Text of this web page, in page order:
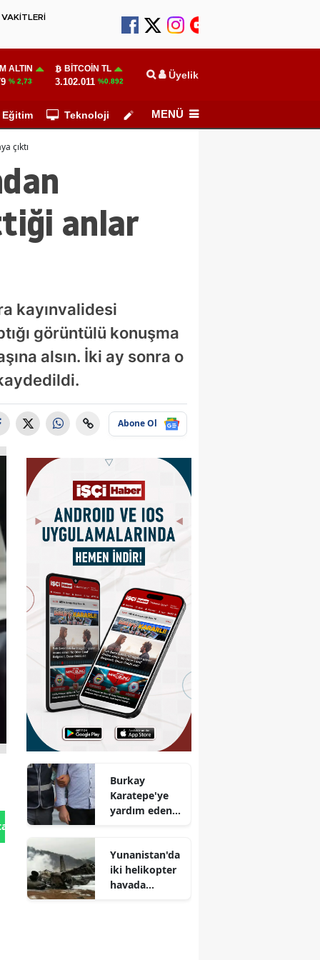
ALTIN
% 2,73
BITCOIN TL
3.102.011 %0.892 Üyelik
Eğitim Teknoloji Köşe Yazarları
MENÜ
çıktı
anlar
kayınvalidesi
görüntülü konuşma
alsın. İki ay sonra o
Abone Ol
Gönder
Burkay
Karatepe'ye
yardım eden
Yunanistan'da
iki helikopter
havada